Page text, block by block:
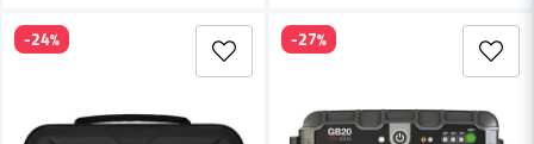
-24% -27%